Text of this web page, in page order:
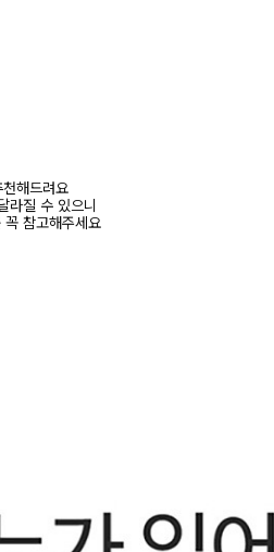
해드려요
라질 수 있으니
꼭 참고해주세요